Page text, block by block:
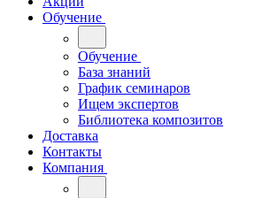
Обучение
Обучение
База знаний
График семинаров
Ищем экспертов
Библиотека композитов
Доставка
Контакты
Компания